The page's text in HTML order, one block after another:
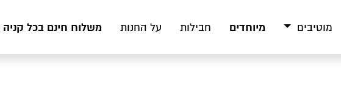
מוטיבים מיוחדים חבילות על החנות משלוח חינם בכל קניה מעל 199 ₪